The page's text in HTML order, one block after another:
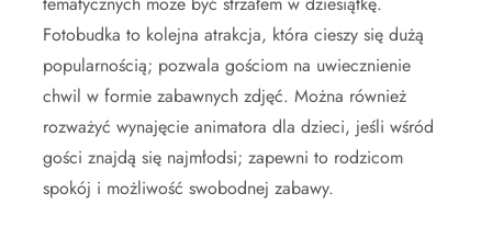
Fotobudka to kolejna atrakcja, która cieszy się dużą
popularnością; pozwala gościom na uwiecznienie
chwil w formie zabawnych zdjęć. Można również
rozważyć wynajęcie animatora dla dzieci, jeśli wśród
gości znajdą się najmłodsi; zapewni to rodzicom
spokój i możliwość swobodnej zabawy.